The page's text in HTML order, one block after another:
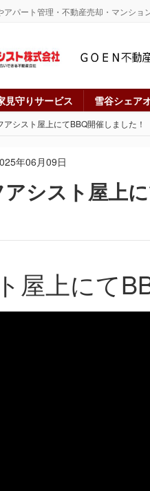
パート管理・不動産売却・マンシ
見守りサービス 雪谷シェア
シスト屋上にてBBQ開催しました！
年06月09日
シスト屋上
屋上にて